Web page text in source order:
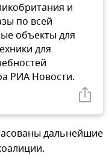
и
по всей
объекты для
для
РИА Новости.
дальнейшие